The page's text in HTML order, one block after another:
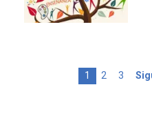
Página actual
1 Page
2 Page
3